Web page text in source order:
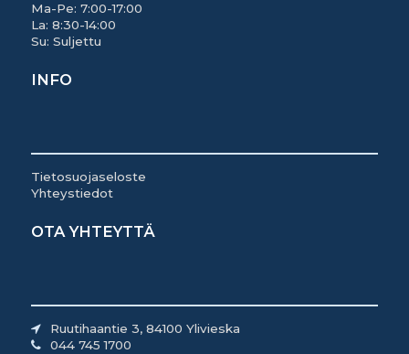
Ma-Pe: 7:00-17:00
La: 8:30-14:00
Su: Suljettu
INFO
Tietosuojaseloste
Yhteystiedot
OTA YHTEYTTÄ
Ruutihaantie 3, 84100 Ylivieska
044 745 1700